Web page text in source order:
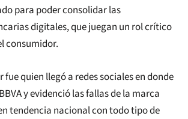
para poder consolidar las
digitales, que juegan un rol crítico
consumidor.
fue quien llegó a redes sociales en donde
y evidenció las fallas de la marca
tendencia nacional con todo tipo de